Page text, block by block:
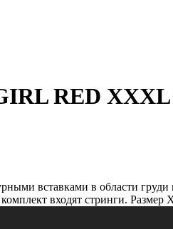
RED XXXL
вставками в области
входят стринги.